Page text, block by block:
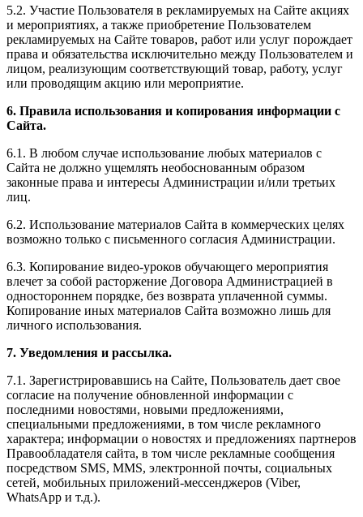
5.2. Участие Пользователя в рекламируемых на Сайте акциях
и мероприятиях, а также приобретение Пользователем
рекламируемых на Сайте товаров, работ или услуг порождает
права и обязательства исключительно между Пользователем и
лицом, реализующим соответствующий товар, работу, услуг
или проводящим акцию или мероприятие.
6. Правила использования и копирования информации с
Сайта.
6.1. В любом случае использование любых материалов с
Сайта не должно ущемлять необоснованным образом
законные права и интересы Администрации и/или третьих
лиц.
6.2. Использование материалов Сайта в коммерческих целях
возможно только с письменного согласия Администрации.
6.3. Копирование видео-уроков обучающего мероприятия
влечет за собой расторжение Договора Администрацией в
одностороннем порядке, без возврата уплаченной суммы.
Копирование иных материалов Сайта возможно лишь для
личного использования.
7. Уведомления и рассылка.
7.1. Зарегистрировавшись на Сайте, Пользователь дает свое
согласие на получение обновленной информации с
последними новостями, новыми предложениями,
специальными предложениями, в том числе рекламного
характера; информации о новостях и предложениях партнеров
Правообладателя сайта, в том числе рекламные сообщения
посредством SMS, MMS, электронной почты, социальных
сетей, мобильных приложений-мессенджеров (Viber,
WhatsApp и т.д.).